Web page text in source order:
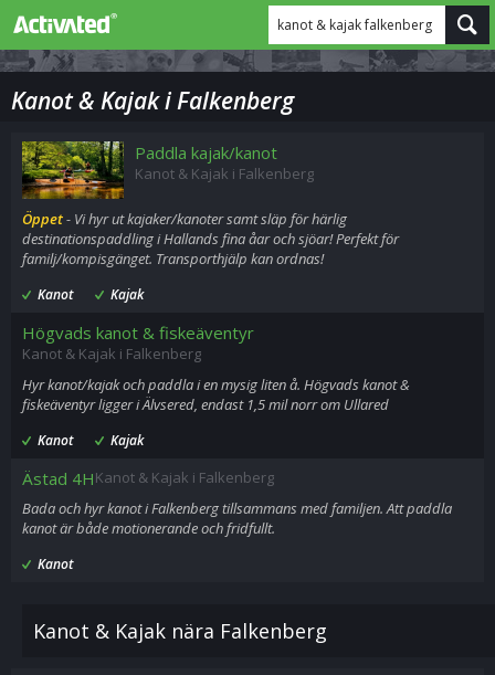
kanot & kajak falkenberg
Kanot & Kajak i Falkenberg
Paddla kajak/kanot
Kanot & Kajak i Falkenberg
Öppet- Vi hyr ut kajaker/kanoter samt släp för härlig
destinationspaddling i Hallands fina åar och sjöar! Perfekt för
familj/kompisgänget. Transporthjälp kan ordnas!
Kanot Kajak
Högvads kanot & fiskeäventyr
Kanot & Kajak i Falkenberg
Hyr kanot/kajak och paddla i en mysig liten å. Högvads kanot &
fiskeäventyr ligger i Älvsered, endast 1,5 mil norr om Ullared
Kanot Kajak
Ästad 4HKanot & Kajak i Falkenberg
Bada och hyr kanot i Falkenberg tillsammans med familjen. Att paddla
kanot är både motionerande och fridfullt.
Kanot
Kanot & Kajak nära Falkenberg